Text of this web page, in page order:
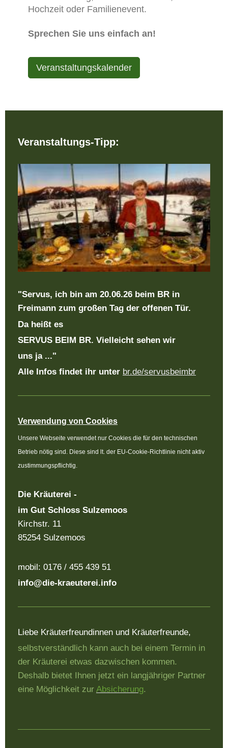
Hochzeit oder Familienevent.
Sprechen Sie uns einfach an!
Veranstaltungskalender
Veranstaltungs-Tipp:
"Servus, ich bin am 20.06.26 beim BR in
Freimann zum großen Tag der offenen Tür.
Da heißt es
SERVUS BEIM BR. Vielleicht sehen wir
uns ja ..."
Alle Infos findet ihr unter br.de/servusbeimbr
Verwendung von Cookies
Unsere Webseite verwendet nur Cookies die für den technischen
Betrieb nötig sind. Diese sind lt. der EU-Cookie-Richtlinie nicht aktiv
zustimmungspflichtig.
Die Kräuterei -
im Gut Schloss Sulzemoos
Kirchstr. 11
85254 Sulzemoos
mobil: 0176 / 455 439 51
info@die-kraeuterei.info
Liebe Kräuterfreundinnen und Kräuterfreunde,
selbstverständlich kann auch bei einem Termin in
der Kräuterei etwas dazwischen kommen.
Deshalb bietet Ihnen jetzt ein langjähriger Partner
eine Möglichkeit zur Absicherung.